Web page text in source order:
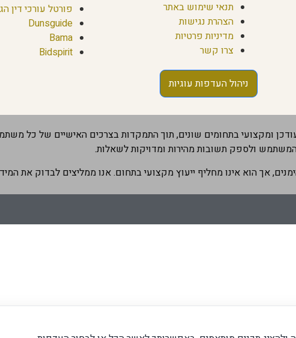
תנאי שימוש באתר
הצהרת נגישות
מדיניות פרטיות
צרו קשר
ניהול העדפות עוגיות
פורטל עורכי דין
Dunsguide
Bama
Bidspirit
ומקצועי בתחומים שונים, תוך התמקדות בצרכים האישיים של כל
ולספק תשובות מהירות ומדויקות לשאלות.
אך הוא אינו מחליף ייעוץ מקצועי בתחום. אנו ממליצים לבדוק את